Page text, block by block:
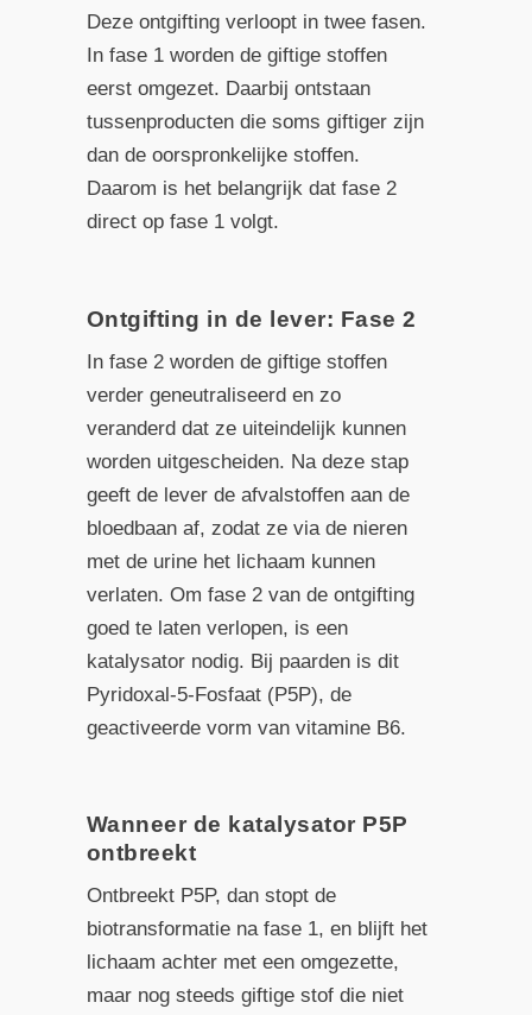
Deze ontgifting verloopt in twee fasen.
In fase 1 worden de giftige stoffen
eerst omgezet. Daarbij ontstaan
tussenproducten die soms giftiger zijn
dan de oorspronkelijke stoffen.
Daarom is het belangrijk dat fase 2
direct op fase 1 volgt.
Ontgifting in de lever: Fase 2
In fase 2 worden de giftige stoffen
verder geneutraliseerd en zo
veranderd dat ze uiteindelijk kunnen
worden uitgescheiden. Na deze stap
geeft de lever de afvalstoffen aan de
bloedbaan af, zodat ze via de nieren
met de urine het lichaam kunnen
verlaten. Om fase 2 van de ontgifting
goed te laten verlopen, is een
katalysator nodig. Bij paarden is dit
Pyridoxal-5-Fosfaat (P5P), de
geactiveerde vorm van vitamine B6.
Wanneer de katalysator P5P
ontbreekt
Ontbreekt P5P, dan stopt de
biotransformatie na fase 1, en blijft het
lichaam achter met een omgezette,
maar nog steeds giftige stof die niet